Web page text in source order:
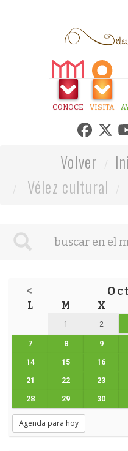
CONOCE VISITA
Volver
Vélez cultural
<
L M X
1 2
7 8 9
14 15 16
21 22 23
28 29 30
Agenda para hoy